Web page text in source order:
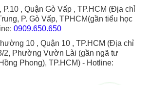
P.10 , Quận Gò Vấp , TP.HCM (Địa chỉ
P. Gò Vấp, TPHCM(gần tiểu học
0909.650.650
10 , Quận 10 , TP.HCM (Địa chỉ
2, Phường Vườn Lài (gần ngã tư
Phong), TP.HCM) - Hotline: